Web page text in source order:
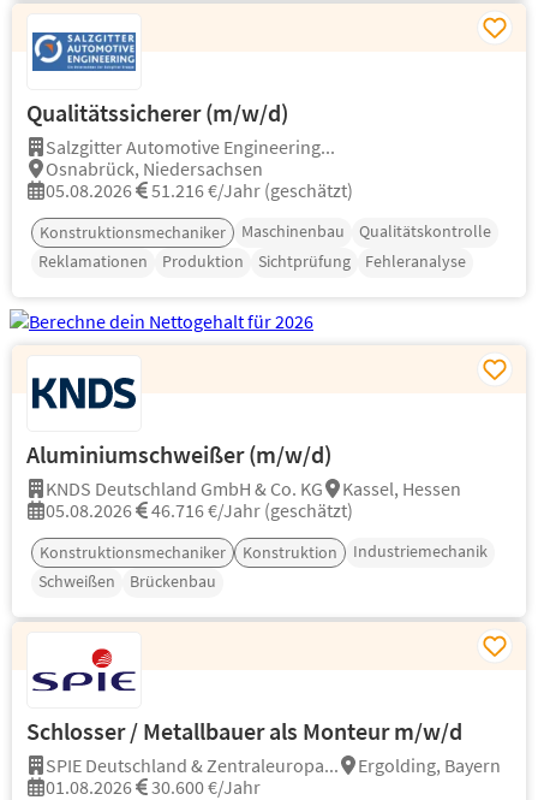
Qualitätssicherer (m/w/d)
Salzgitter Automotive Engineering...
Osnabrück, Niedersachsen
05.08.2026
51.216 €/Jahr (geschätzt)
Konstruktionsmechaniker Maschinenbau
Qualitätskontrolle
Reklamationen
Produktion Sichtprüfung Fehleranalyse
Aluminiumschweißer (m/w/d)
KNDS Deutschland GmbH & Co. KG
Kassel, Hessen
05.08.2026
46.716 €/Jahr (geschätzt)
Konstruktionsmechaniker Konstruktion
Industriemechanik
Schweißen
Brückenbau
Schlosser / Metallbauer als Monteur m/w/d
SPIE Deutschland & Zentraleuropa...
Ergolding, Bayern
01.08.2026
30.600 €/Jahr